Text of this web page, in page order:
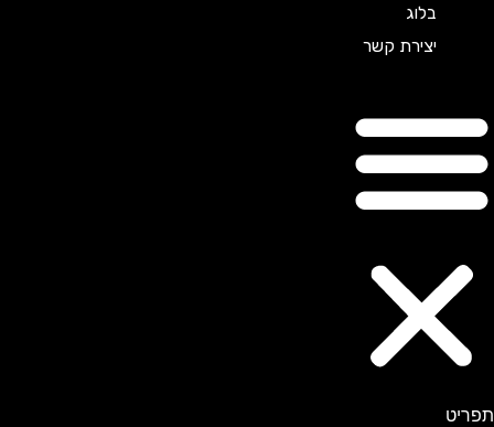
בלוג
יצירת קשר
תפריט